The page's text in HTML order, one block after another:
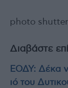
photo
Διαβάστε
ΕΟΔΥ: Δέκα
ιό του